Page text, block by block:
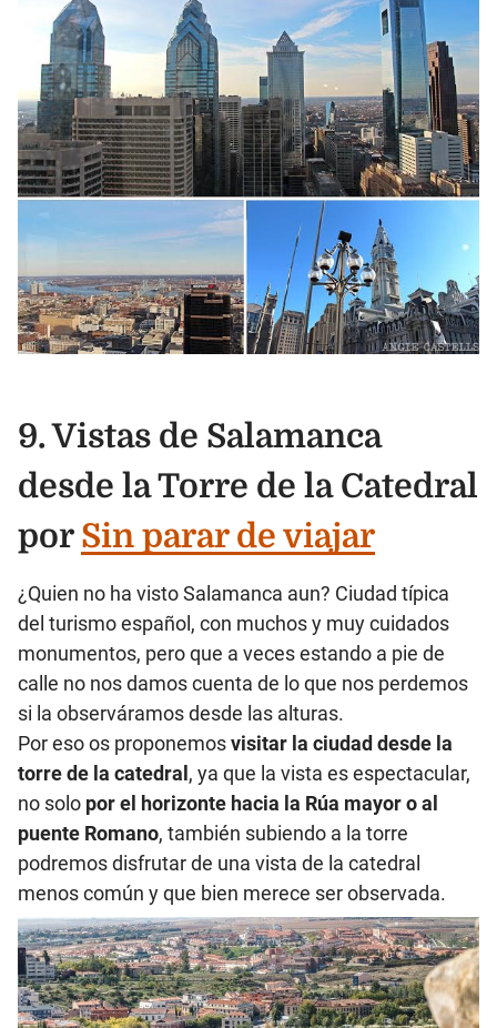
9. Vistas de Salamanca
desde la Torre de la Catedral
por Sin parar de viajar
¿Quien no ha visto Salamanca aun? Ciudad típica
del turismo español, con muchos y muy cuidados
monumentos, pero que a veces estando a pie de
calle no nos damos cuenta de lo que nos perdemos
si la observáramos desde las alturas.
Por eso os proponemosvisitar la ciudad desde la
torre de la catedral, ya que la vista es espectacular,
no solo por el horizonte hacia la Rúa mayor o al
puente Romano, también subiendo a la torre
podremos disfrutar de una vista de la catedral
menos común y que bien merece ser observada.